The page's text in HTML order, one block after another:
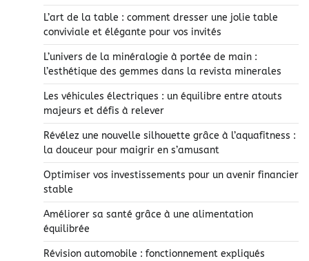
L’art de la table : comment dresser une jolie table
conviviale et élégante pour vos invités
L’univers de la minéralogie à portée de main :
l’esthétique des gemmes dans la revista minerales
Les véhicules électriques : un équilibre entre atouts
majeurs et défis à relever
Révélez une nouvelle silhouette grâce à l’aquafitness :
la douceur pour maigrir en s’amusant
Optimiser vos investissements pour un avenir financier
stable
Améliorer sa santé grâce à une alimentation
équilibrée
Révision automobile : fonctionnement expliqués